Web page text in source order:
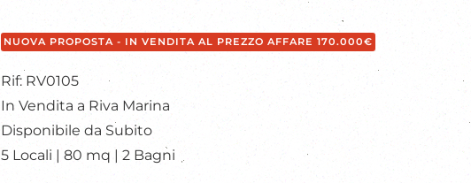
NUOVA PROPOSTA - IN VENDITA AL PREZZO AFFARE 170.000€
Rif: RV0105
In Vendita a Riva Marina
Disponibile da Subito
5 Locali | 80 mq | 2 Bagni